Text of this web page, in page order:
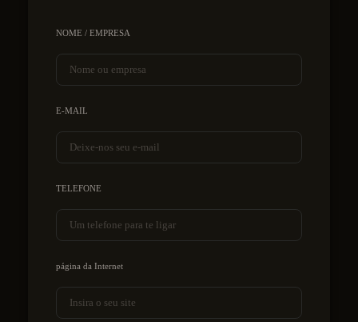
NOME / EMPRESA
E-MAIL
TELEFONE
página da Internet